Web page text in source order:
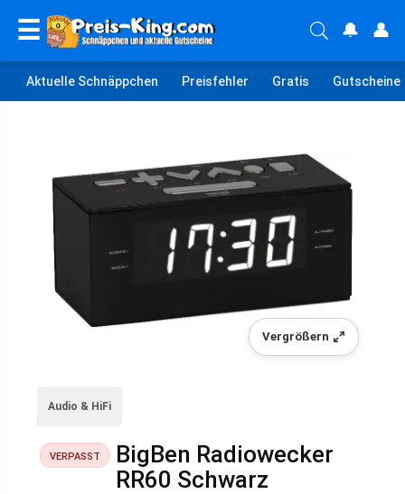
☰ 🔔 👤
Aktuelle Schnäppchen Preisfehler Gratis Gutscheine
Vergrößern
Audio & HiFi
VERPASST
BigBen Radiowecker
RR60 Schwarz